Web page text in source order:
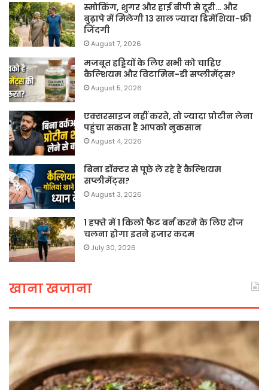
स्मोकिंग, शुगर और हाई बीपी से दूरी… और
बुढ़ापे में मिलेगी 13 साल ज्यादा डिमेंशिया-फ्री
जिंदगी
August 7, 2026
मजबूत हड्डियों के लिए सभी को चाहिए
कैल्शियम और विटामिन-डी सप्लीमेंट्स?
August 5, 2026
एक्सरसाइज नहीं करते, तो ज्यादा प्रोटीन लेना
पहुंचा सकता है आपको नुकसान
August 4, 2026
बिना डॉक्टर से पूछे ले रहे हैं कैल्शियम
सप्लीमेंट्स?
August 3, 2026
1 हफ्ते में 1 किलो फैट बर्न करने के लिए रोज
चलना होगा इतने हजार कदम
July 30, 2026
खाना खजाना